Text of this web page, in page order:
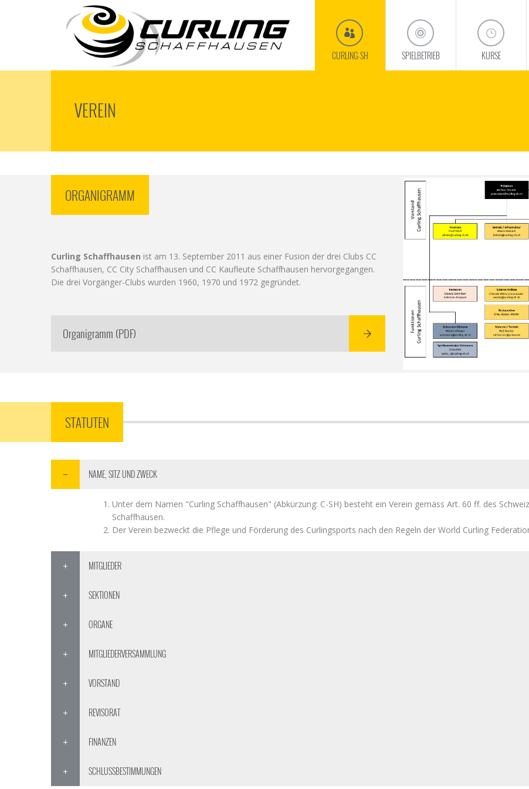
CURLING-SH SPIELBETRIEB KURSE
VEREIN
ORGANIGRAMM
Curling Schaffhausen ist am 13. September 2011 aus einer Fusion der drei Clubs CC
Schaffhausen, CC City Schaffhausen und CC Kaufleute Schaffhausen hervorgegangen.
Die drei Vorgänger-Clubs wurden 1960, 1970 und 1972 gegründet.
Organigramm (PDF)
STATUTEN
NAME, SITZ UND ZWECK
Unter dem Namen "Curling Schaffhausen" (Abkürzung: C-SH) besteht ein Verein gemäss Art. 60 ff. des
Schaffhausen.
Der Verein bezweckt die Pflege und Förderung des Curlingsports nach den Regeln der World Curling
MITGLIEDER
SEKTIONEN
ORGANE
MITGLIEDERVERSAMMLUNG
VORSTAND
REVISORAT
FINANZEN
SCHLUSSBESTIMMUNGEN